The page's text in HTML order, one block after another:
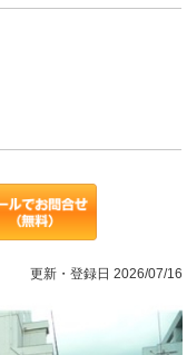
更新・登録日 2026/07/16